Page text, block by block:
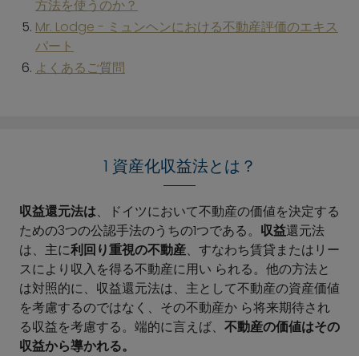
方法を使うのか？
Mr. Lodge - ミュンヘンにおける不動産評価のエキス
パート
よくあるご質問
1 資産化収益法とは？
収益還元法は、ドイツにおいて不動産の価値を決定する
ための3つの公認手法のうちの1つである。 収益還元法
は、主に利回り重視の不動産、すなわち賃貸またはリー
スにより収入を得る不動産に用い られる。他の方法と
は対照的に、収益還元法は、主として不動産の資産価値
を考慮するのではなく、その不動産か ら将来期待され
る収益を考慮する。端的に言えば、 不動産の価値はその
収益から導かれる。